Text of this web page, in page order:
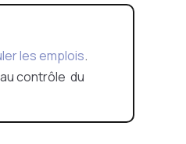
les emplois.
contrôle du